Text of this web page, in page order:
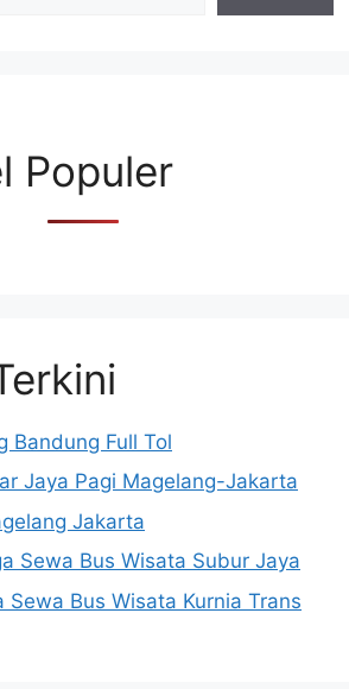
Populer
Bandung Full Tol
Jaya Pagi Magelang-Jakarta
Jakarta
Sewa Bus Wisata Subur Jaya
Sewa Bus Wisata Kurnia Trans